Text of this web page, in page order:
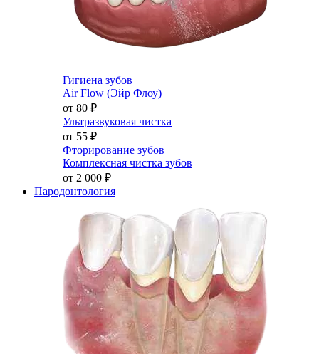
Гигиена зубов
Air Flow (Эйр Флоу)
от 80 ₽
Ультразвуковая чистка
от 55 ₽
Фторирование зубов
Комплексная чистка зубов
от 2 000 ₽
Пародонтология